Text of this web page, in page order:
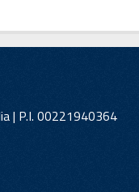
| P.I. 00221940364